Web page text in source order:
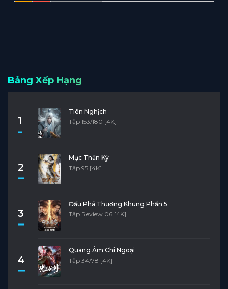
Bảng Xếp Hạng
1
Tiên Nghịch
Tập 153/180 [4K]
2
Mục Thần Ký
Tập 95 [4K]
3
Đấu Phá Thương Khung Phần 5
Tập Review 06 [4K]
4
Quang Âm Chi Ngoại
Tập 34/78 [4K]